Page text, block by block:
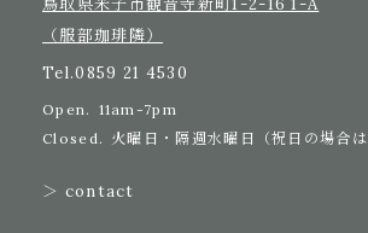
（服部珈琲隣）
Tel.0859 21 4530
Open. 11am-7pm
Closed. 火曜日・隔週水曜日（祝日の場合は
＞ contact